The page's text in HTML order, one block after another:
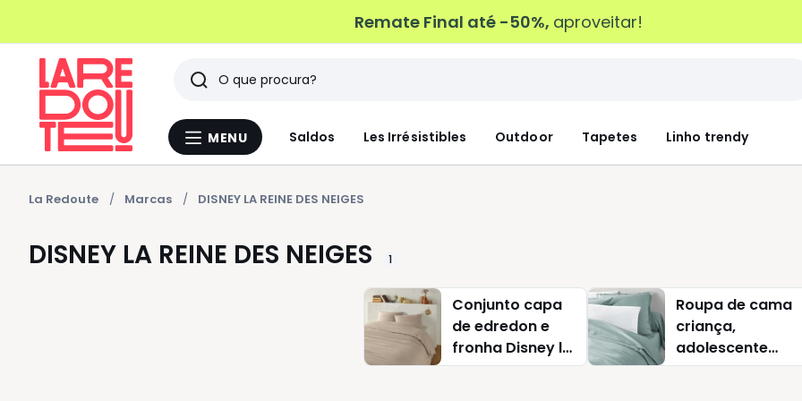
Remate Final até -50%, aproveitar!
Menu
MENU Saldos Les Irrésistibles Outdoor Tapetes Linho trendy
Pesquisar
Últimos
artigos
vistos
La Redoute Marcas DISNEY LA REINE DES NEIGES
DISNEY LA REINE DES NEIGES 1
Conjunto capa
de edredon e
fronha Disney la
reine des neiges
Roupa de cama
criança,
adolescente
Disney la reine